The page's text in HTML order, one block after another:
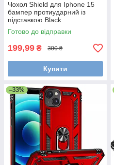
Чохол Shield для Iphone 15
бампер протиударний із
підставкою Black
Готово до відправки
199,99 ₴ 300 ₴
Купити
–33%